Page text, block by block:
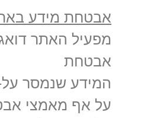
אבטחת מידע
מפעיל האתר
אבטחת
המידע שנמסר
על אף מאמצי